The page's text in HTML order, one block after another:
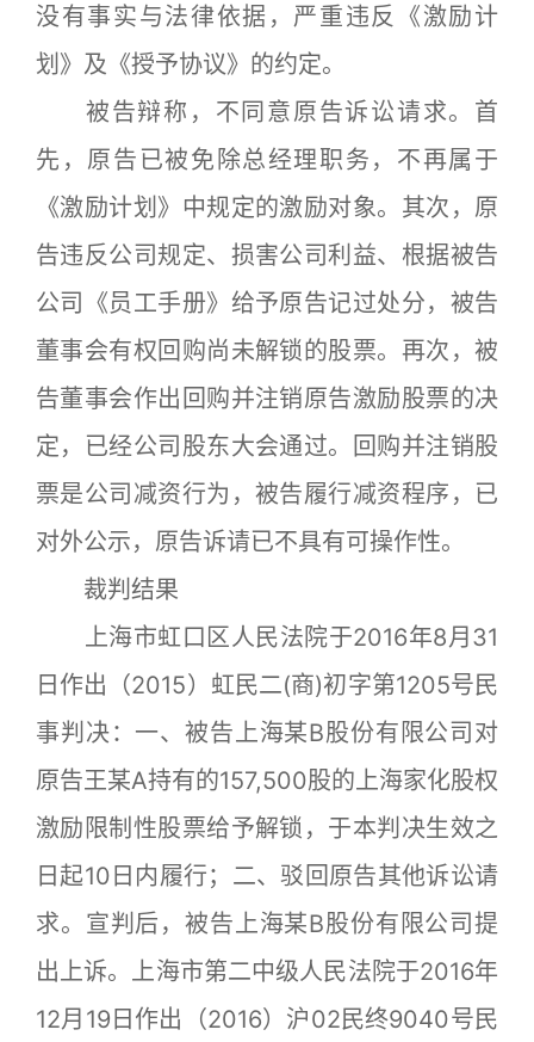
没有事实与法律依据，严重违反《激励计
划》及《授予协议》的约定。
被告辩称，不同意原告诉讼请求。首
先，原告已被免除总经理职务，不再属于
《激励计划》中规定的激励对象。其次，原
告违反公司规定、损害公司利益、根据被告
公司《员工手册》给予原告记过处分，被告
董事会有权回购尚未解锁的股票。再次，被
告董事会作出回购并注销原告激励股票的决
定，已经公司股东大会通过。回购并注销股
票是公司减资行为，被告履行减资程序，已
对外公示，原告诉请已不具有可操作性。
裁判结果
上海市虹口区人民法院于2016年8月31
日作出（2015）虹民二(商)初字第1205号民
事判决：一、被告上海某B股份有限公司对
原告王某A持有的157,500股的上海家化股权
激励限制性股票给予解锁，于本判决生效之
日起10日内履行；二、驳回原告其他诉讼请
求。宣判后，被告上海某B股份有限公司提
出上诉。上海市第二中级人民法院于2016年
12月19日作出（2016）沪02民终9040号民